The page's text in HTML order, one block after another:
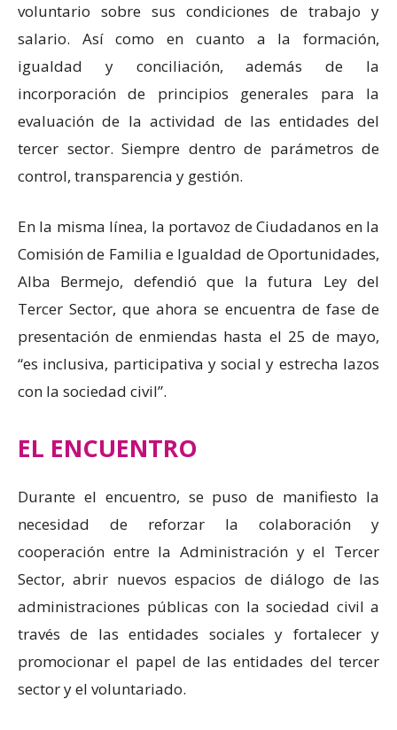
voluntario sobre sus condiciones de trabajo y
salario. Así como en cuanto a la formación,
igualdad y conciliación, además de la
incorporación de principios generales para la
evaluación de la actividad de las entidades del
tercer sector. Siempre dentro de parámetros de
control, transparencia y gestión.
En la misma línea, la portavoz de Ciudadanos en la
Comisión de Familia e Igualdad de Oportunidades,
Alba Bermejo, defendió que la futura Ley del
Tercer Sector, que ahora se encuentra de fase de
presentación de enmiendas hasta el 25 de mayo,
“es inclusiva, participativa y social y estrecha lazos
con la sociedad civil”.
EL ENCUENTRO
Durante el encuentro, se puso de manifiesto la
necesidad de reforzar la colaboración y
cooperación entre la Administración y el Tercer
Sector, abrir nuevos espacios de diálogo de las
administraciones públicas con la sociedad civil a
través de las entidades sociales y fortalecer y
promocionar el papel de las entidades del tercer
sector y el voluntariado.